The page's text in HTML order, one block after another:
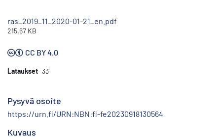
ras_2019_11_2020-01-21_en.pdf
215.67 KB
CC BY 4.0
Lataukset 33
Pysyvä osoite
https://urn.fi/URN:NBN:fi-fe20230918130564
Kuvaus